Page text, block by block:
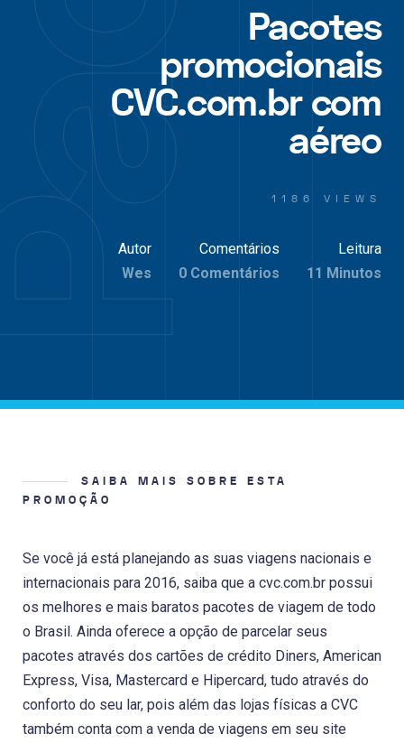
Pacotes
promocionais
CVC.com.br com
aéreo
1186 VIEWS
Autor
Wes
Comentários
0 Comentários
Leitura
11 Minutos
SAIBA MAIS SOBRE ESTA
PROMOÇÃO
Se você já está planejando as suas viagens nacionais e
internacionais para 2016, saiba que a cvc.com.br possui
os melhores e mais baratos pacotes de viagem de todo
o Brasil. Ainda oferece a opção de parcelar seus
pacotes através dos cartões de crédito Diners, American
Express, Visa, Mastercard e Hipercard, tudo através do
conforto do seu lar, pois além das lojas físicas a CVC
também conta com a venda de viagens em seu site